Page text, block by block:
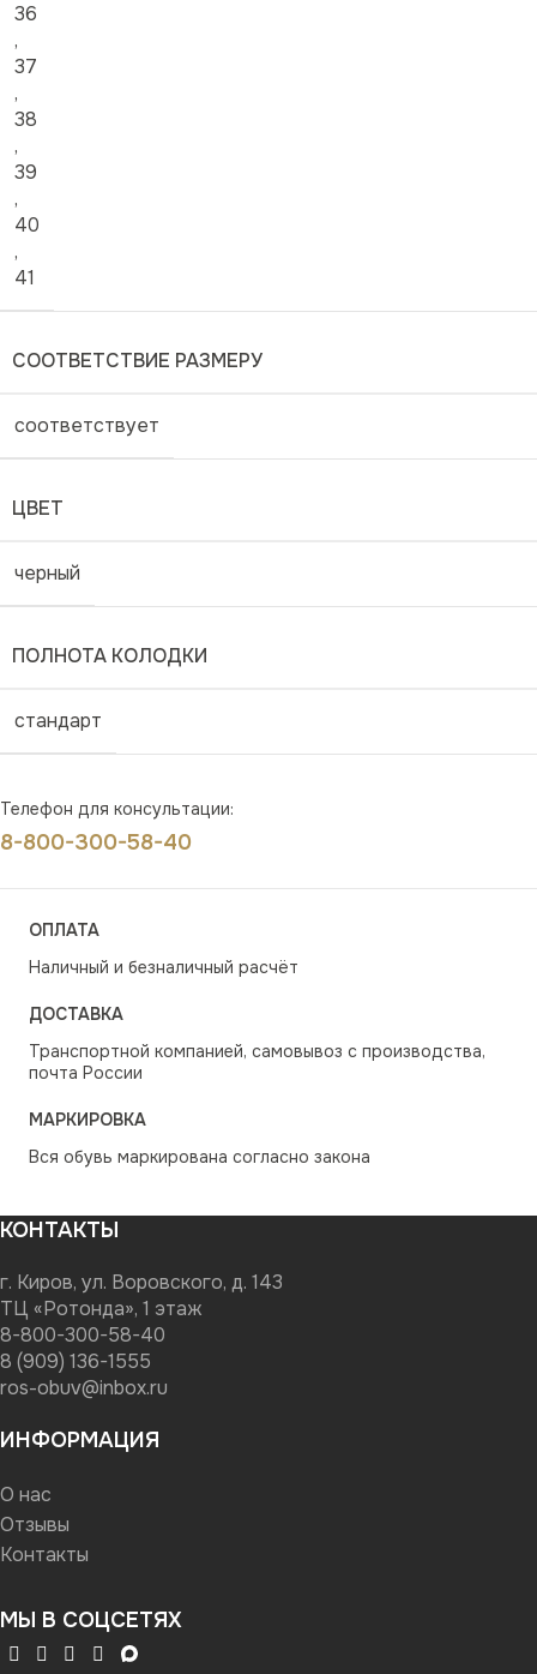
36
,
37
,
38
,
39
,
40
,
41
СООТВЕТСТВИЕ РАЗМЕРУ
соответствует
ЦВЕТ
черный
ПОЛНОТА КОЛОДКИ
стандарт
Телефон для консультации:
8-800-300-58-40
ОПЛАТА
Наличный и безналичный расчёт
ДОСТАВКА
Транспортной компанией, самовывоз с производства,
почта России
МАРКИРОВКА
Вся обувь маркирована согласно закона
КОНТАКТЫ
г. Киров, ул. Воровского, д. 143
ТЦ «Ротонда», 1 этаж
8-800-300-58-40
8 (909) 136-1555
ros-obuv@inbox.ru
ИНФОРМАЦИЯ
О нас
Отзывы
Контакты
МЫ В СОЦСЕТЯХ